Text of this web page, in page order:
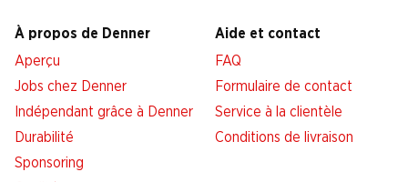
À propos de Denner
Aperçu
Jobs chez Denner
Indépendant grâce à Denner
Durabilité
Sponsoring
Aide et contact
FAQ
Formulaire de contact
Service à la clientèle
Conditions de livraison